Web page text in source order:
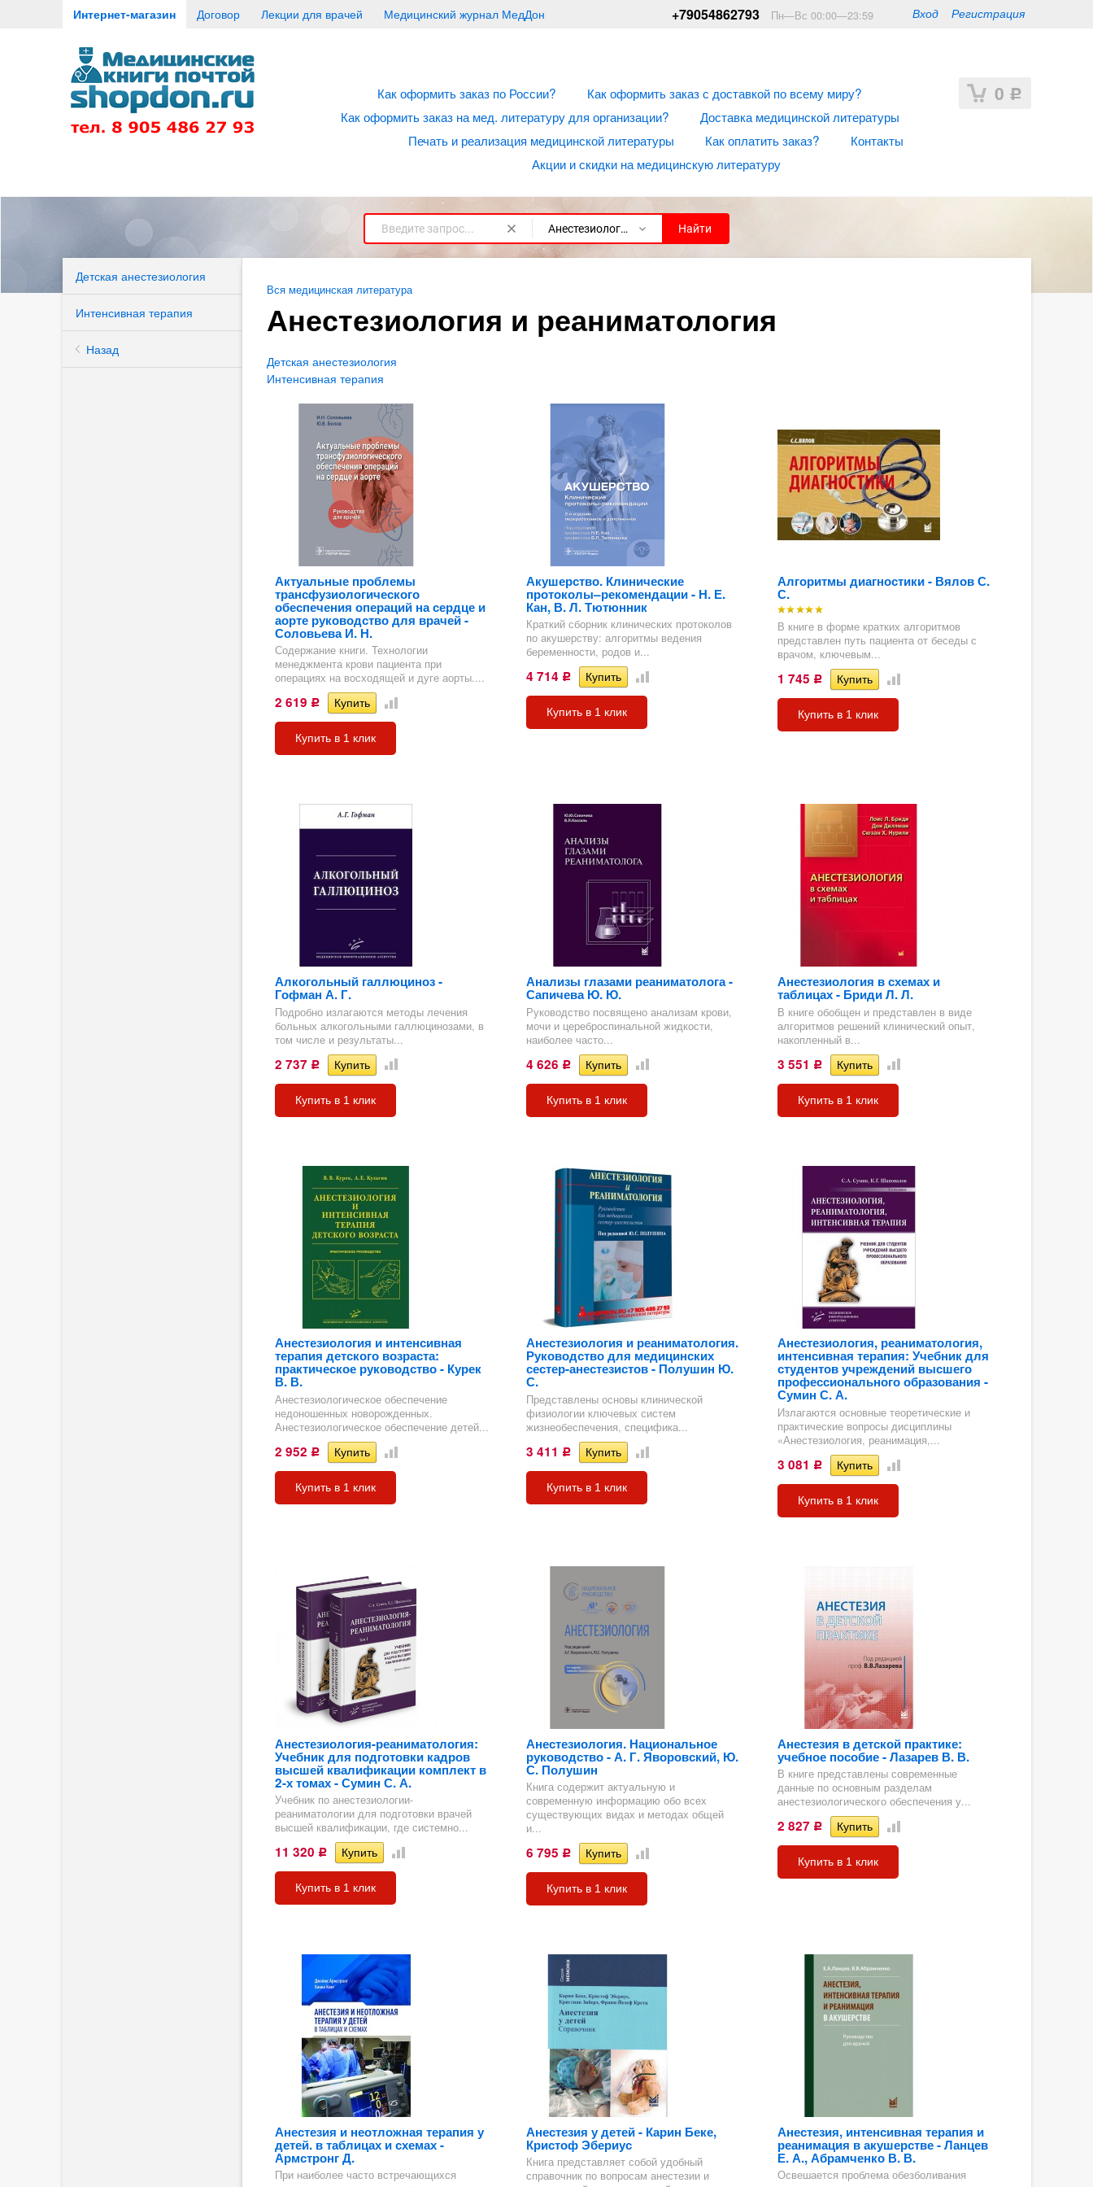
Интернет-магазин Договор Лекции для врачей Медицинский журнал МедДон Вход Регистрация
+79054862793 Пн—Вс 00:00—23:59
0 Р
Как оформить заказ по России?
Как оформить заказ с доставкой по всему миру?
Как оформить заказ на мед. литературу для организации?
Доставка медицинской литературы
Печать и реализация медицинской литературы
Как оплатить заказ?
Контакты
Акции и скидки на медицинскую литературу
Анестезиология и реаниматология Найти
Детская анестезиология
Интенсивная терапия
Назад
Вся медицинская литература
Анестезиология и реаниматология
Детская анестезиология
Интенсивная терапия
Актуальные проблемы
трансфузиологического
обеспечения операций на сердце и
аорте руководство для врачей -
Соловьева И. Н.
Содержание книги. Технологии
менеджмента крови пациента при
операциях на восходящей и дуге аорты....
2 619 Р
Купить в 1 клик
Акушерство. Клинические
протоколы–рекомендации - Н. Е.
Кан, В. Л. Тютюнник
Краткий сборник клинических протоколов
по акушерству: алгоритмы ведения
беременности, родов и...
4 714 Р
Купить в 1 клик
Алгоритмы диагностики - Вялов С.
С.
В книге в форме кратких алгоритмов
представлен путь пациента от беседы с
врачом, ключевым...
1 745 Р
Купить в 1 клик
Алкогольный галлюциноз -
Гофман А. Г.
Подробно излагаются методы лечения
больных алкогольными галлюцинозами, в
том числе и результаты...
2 737 Р
Купить в 1 клик
Анализы глазами реаниматолога -
Сапичева Ю. Ю.
Руководство посвящено анализам крови,
мочи и цереброспинальной жидкости,
наиболее часто...
4 626 Р
Купить в 1 клик
Анестезиология в схемах и
таблицах - Бриди Л. Л.
В книге обобщен и представлен в виде
алгоритмов решений клинический опыт,
накопленный в...
3 551 Р
Купить в 1 клик
Анестезиология и интенсивная
терапия детского возраста:
практическое руководство - Курек
В. В.
Анестезиологическое обеспечение
недоношенных новорожденных.
Анестезиологическое обеспечение детей...
2 952 Р
Купить в 1 клик
Анестезиология и реаниматология.
Руководство для медицинских
сестер-анестезистов - Полушин Ю.
С.
Представлены основы клинической
физиологии ключевых систем
жизнеобеспечения, специфика...
3 411 Р
Купить в 1 клик
Анестезиология, реаниматология,
интенсивная терапия: Учебник для
студентов учреждений высшего
профессионального образования -
Сумин С. А.
Излагаются основные теоретические и
практические вопросы дисциплины
«Анестезиология, реанимация,...
3 081 Р
Купить в 1 клик
Анестезиология-реаниматология:
Учебник для подготовки кадров
высшей квалификации комплект в
2-х томах - Сумин С. А.
Учебник по анестезиологии-
реаниматологии для подготовки врачей
высшей квалификации, где системно...
11 320 Р
Купить в 1 клик
Анестезиология. Национальное
руководство - А. Г. Яворовский, Ю.
С. Полушин
Книга содержит актуальную и
современную информацию обо всех
существующих видах и методах общей
и...
6 795 Р
Купить в 1 клик
Анестезия в детской практике:
учебное пособие - Лазарев В. В.
В книге представлены современные
данные по основным разделам
анестезиологического обеспечения у...
2 827 Р
Купить в 1 клик
Анестезия и неотложная терапия у
детей. в таблицах и схемах -
Армстронг Д.
При наиболее часто встречающихся
Анестезия у детей - Карин Беке,
Кристоф Эбериус
Книга представляет собой удобный
справочник по вопросам анестезии и
Анестезия, интенсивная терапия и
реанимация в акушерстве - Ланцев
Е. А., Абрамченко В. В.
Освешается проблема обезболивания